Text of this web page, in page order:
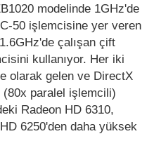
modelinde 1GHz'de
50 işlemcisine yer veren
çalışan çift
kullanıyor. Her iki
olarak gelen ve DirectX
paralel işlemcili)
Radeon HD 6310,
6250'den daha yüksek